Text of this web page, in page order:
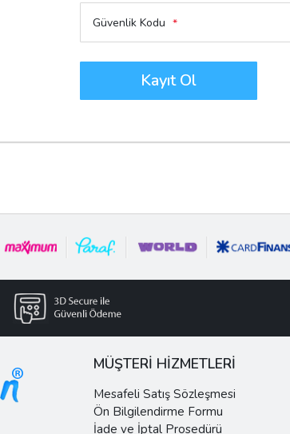
Güvenlik Kodu *
MÜŞTERİ HİZMETLERİ
Mesafeli Satış Sözleşmesi
Ön Bilgilendirme Formu
İade ve İptal Prosedürü